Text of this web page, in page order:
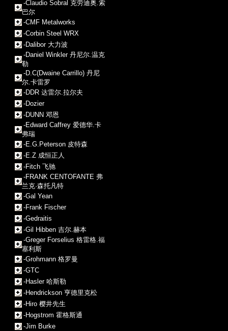
-Claudio Sobral 克劳迪奥.索
巴尔
-CMF Metalworks
-Corbin Steel WRX
-Dalibor 大力波
-Daniel Winkler 丹尼尔.温克
勒
-D.C(Dwaine Carrillo) 丹尼
尔.卡雷罗
-DDR 达雷尔.拉尔夫
-Dozier
-DUNN 邓恩
-Edward Caffrey 爱德华.卡
弗瑞
-E.G.Peterson 皮特森
-E.Z 成恒正人
-Fitch 飞驰
-FRANK CENTOFANTE 弗
兰克·森托凡特
-Gal Yean
-Frank Fischer
-Gedraitis
-Gil Hibben 吉尔.赫本
-Greger Forselius 格雷格.福
塞利斯
-Grohmann 格罗曼
-GTC
-Hasler 哈斯勒
-Hendrickson 亨德里克松
-Hiro 樱井先生
-Hogstrom 霍格斯通
-Jim Burke